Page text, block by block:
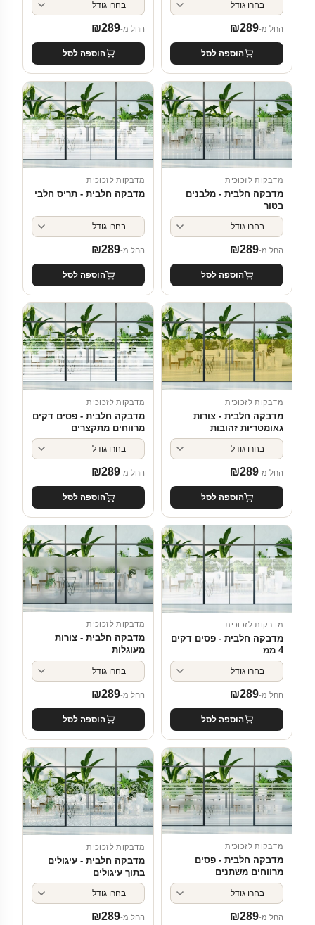
החל מ- ₪289
הוספה לסל
החל מ- ₪289
הוספה לסל
מדבקות לזכוכית
מדבקה חלבית - מלבנים
בטור
החל מ- ₪289
הוספה לסל
מדבקות לזכוכית
מדבקה חלבית - תריס חלבי
החל מ- ₪289
הוספה לסל
מדבקות לזכוכית
מדבקה חלבית - צורות
גאומטריות זהובות
החל מ- ₪289
הוספה לסל
מדבקות לזכוכית
מדבקה חלבית - פסים דקים
מרווחים מתקצרים
החל מ- ₪289
הוספה לסל
מדבקות לזכוכית
מדבקה חלבית - פסים דקים
4 ממ
החל מ- ₪289
הוספה לסל
מדבקות לזכוכית
מדבקה חלבית - צורות
מעוגלות
החל מ- ₪289
הוספה לסל
מדבקות לזכוכית
מדבקה חלבית - פסים
מרווחים משתנים
החל מ- ₪289
מדבקות לזכוכית
מדבקה חלבית - עיגולים
בתוך עיגולים
החל מ- ₪289